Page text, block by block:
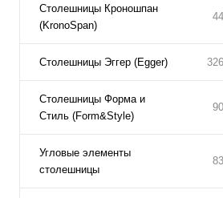
Столешницы Кроношпан
(KronoSpan)
44
Столешницы Эггер (Egger) 326
Столешницы Форма и
Стиль (Form&Style)
90
Угловые элементы
столешницы
83